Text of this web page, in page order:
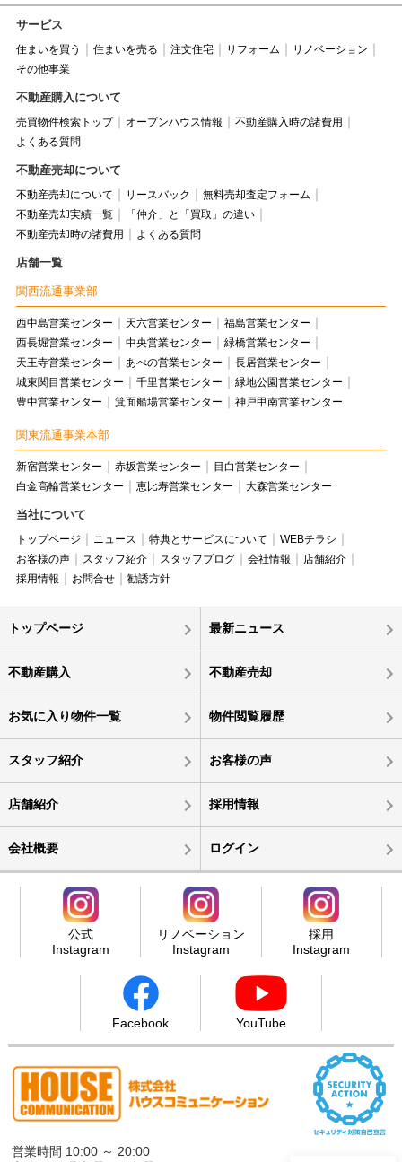
サービス
住まいを買う 住まいを売る 注文住宅 リフォーム
リノベーション
その他事業
不動産購入について
売買物件検索トップ オープンハウス情報
不動産購入時の諸費用
よくある質問
不動産売却について
不動産売却について リースバック
無料売却査定フォーム
不動産売却実績一覧
「仲介」と「買取」の違い
不動産売却時の諸費用
よくある質問
店舗一覧
関西流通事業部
西中島営業センター 天六営業センター
福島営業センター
西長堀営業センター
中央営業センター
緑橋営業センター
天王寺営業センター
あべの営業センター
長居営業センター
城東関目営業センター
千里営業センター
緑地公園営業センター
豊中営業センター
箕面船場営業センター 神戸甲南営業センター
関東流通事業本部
新宿営業センター 赤坂営業センター
目白営業センター
白金高輪営業センター
恵比寿営業センター 大森営業センター
当社について
トップページ ニュース 特典とサービスについて
WEBチラシ
お客様の声
スタッフ紹介 スタッフブログ 会社情報
店舗紹介
採用情報
お問合せ 勧誘方針
トップページ 最新ニュース
不動産購入 不動産売却
お気に入り物件一覧 物件閲覧履歴
スタッフ紹介 お客様の声
店舗紹介 採用情報
会社概要 ログイン
公式
Instagram
リノベーション
Instagram
採用
Instagram
Facebook YouTube
営業時間 10:00 ～ 20:00